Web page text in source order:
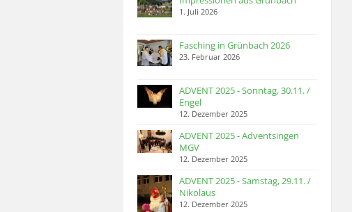
1. Juli 2026
Fasching in Grünbach 2026
23. Februar 2026
ADVENT 2025 - Sonntag, 30.11. /
Engel
12. Dezember 2025
ADVENT 2025 - Adventsingen
MGV
12. Dezember 2025
ADVENT 2025 - Samstag, 29.11. /
Nikolaus
12. Dezember 2025